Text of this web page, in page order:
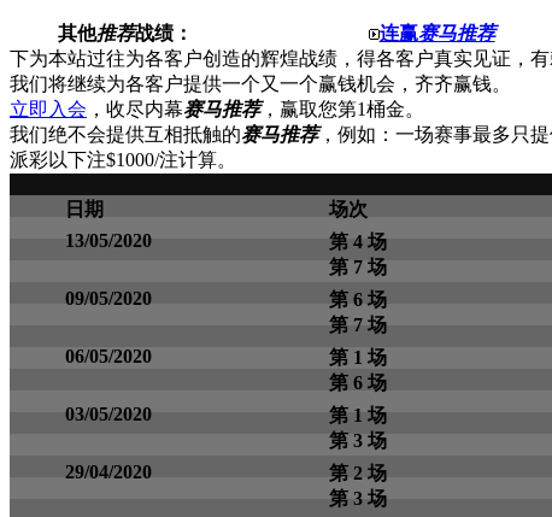
其他推荐战绩： 连赢赛马推荐
下为本站过往为各客户创造的辉煌战绩，得各客户真实见证，有
我们将继续为各客户提供一个又一个赢钱机会，齐齐赢钱。
立即入会 ，收尽内幕赛马推荐，赢取您第1桶金。
我们绝不会提供互相抵触的赛马推荐，例如：一场赛事最多只
派彩以下注$1000/注计算。
日期 场次
13/05/2020
第 4 场
第 7 场
09/05/2020
第 6 场
第 7 场
06/05/2020
第 1 场
第 6 场
03/05/2020
第 1 场
第 3 场
29/04/2020
第 2 场
第 3 场